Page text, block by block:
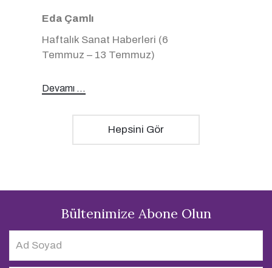
Eda Çamlı
Haftalık Sanat Haberleri (6
Temmuz – 13 Temmuz)
Devamı ...
Hepsini Gör
Bültenimize Abone Olun